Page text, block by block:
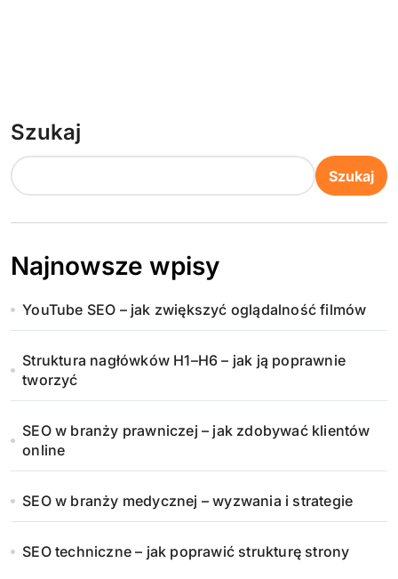
Szukaj
Szukaj
Najnowsze wpisy
YouTube SEO – jak zwiększyć oglądalność filmów
Struktura nagłówków H1–H6 – jak ją poprawnie
tworzyć
SEO w branży prawniczej – jak zdobywać klientów
online
SEO w branży medycznej – wyzwania i strategie
SEO techniczne – jak poprawić strukturę strony